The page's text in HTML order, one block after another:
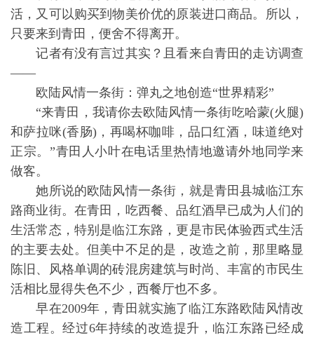
活，又可以购买到物美价优的原装进口商品。所以，
只要来到青田，便舍不得离开。
记者有没有言过其实？且看来自青田的走访调查
——
欧陆风情一条街：弹丸之地创造“世界精彩”
“来青田，我请你去欧陆风情一条街吃哈蒙(火腿)
和萨拉咪(香肠)，再喝杯咖啡，品口红酒，味道绝对
正宗。”青田人小叶在电话里热情地邀请外地同学来
做客。
她所说的欧陆风情一条街，就是青田县城临江东
路商业街。在青田，吃西餐、品红酒早已成为人们的
生活常态，特别是临江东路，更是市民体验西式生活
的主要去处。但美中不足的是，改造之前，那里略显
陈旧、风格单调的砖混房建筑与时尚、丰富的市民生
活相比显得失色不少，西餐厅也不多。
早在2009年，青田就实施了临江东路欧陆风情改
造工程。经过6年持续的改造提升，临江东路已经成